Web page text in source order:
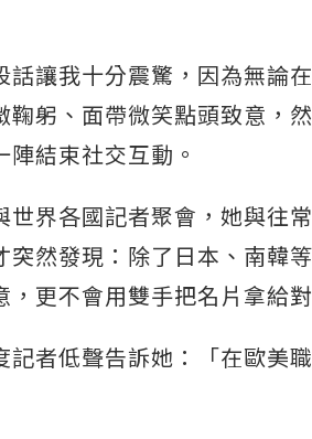
話讓我十分震驚，因為無論
鞠躬、面帶微笑點頭致意，
結束社交互動。
世界各國記者聚會，她與往
突然發現：除了日本、南韓
更不會用雙手把名片拿給對
記者低聲告訴她：「在歐美